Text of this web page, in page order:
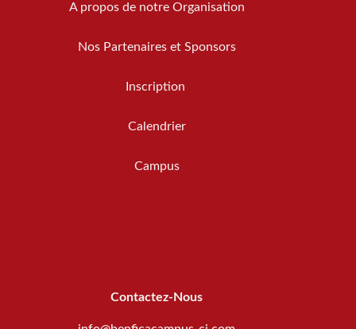
A propos de notre Organisation
Nos Partenaires et Sponsors
Inscription
Calendrier
Campus
Contactez-Nous